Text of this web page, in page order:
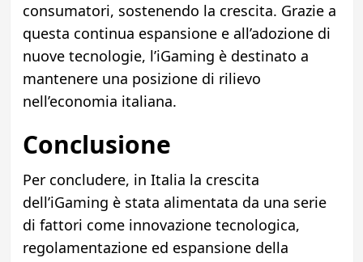
consumatori, sostenendo la crescita. Grazie a
questa continua espansione e all’adozione di
nuove tecnologie, l’iGaming è destinato a
mantenere una posizione di rilievo
nell’economia italiana.
Conclusione
Per concludere, in Italia la crescita
dell’iGaming è stata alimentata da una serie
di fattori come innovazione tecnologica,
regolamentazione ed espansione della